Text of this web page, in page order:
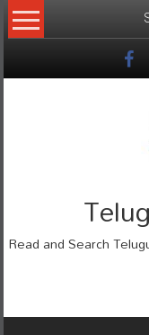
Skip
to
Read and Search